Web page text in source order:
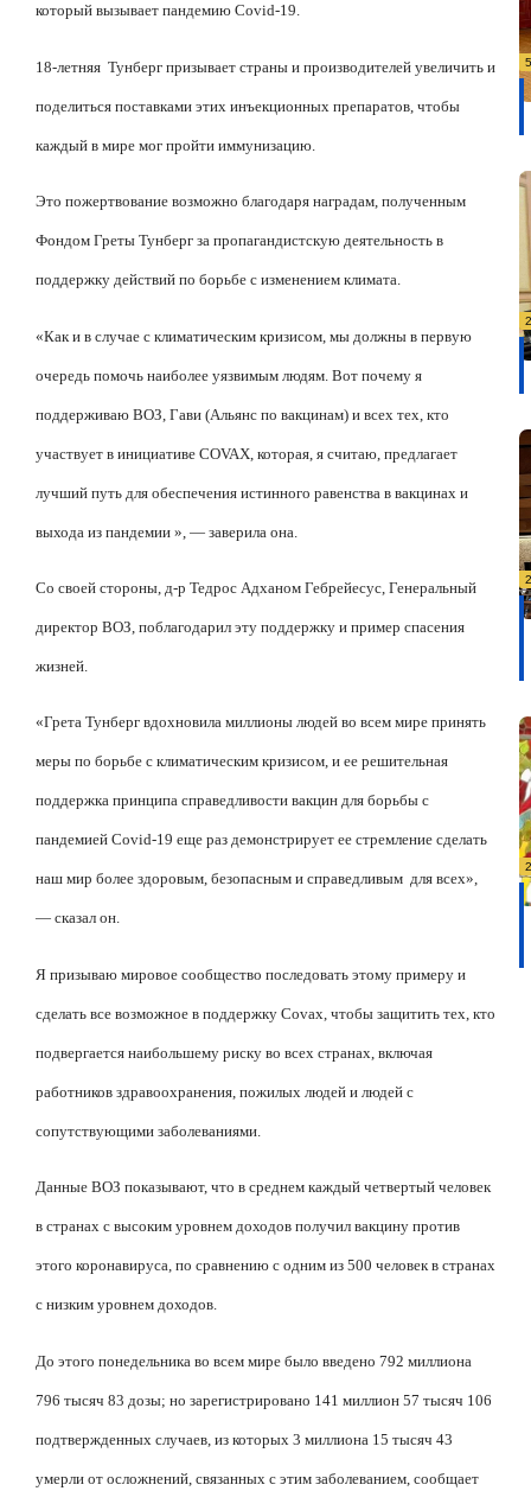
который вызывает пандемию Covid-19.
18-летняя Тунберг призывает страны и производителей увеличить и
поделиться поставками этих инъекционных препаратов, чтобы
каждый в мире мог пройти иммунизацию.
Это пожертвование возможно благодаря наградам, полученным
Фондом Греты Тунберг за пропагандистскую деятельность в
поддержку действий по борьбе с изменением климата.
«Как и в случае с климатическим кризисом, мы должны в первую
очередь помочь наиболее уязвимым людям. Вот почему я
поддерживаю ВОЗ, Гави (Альянс по вакцинам) и всех тех, кто
участвует в инициативе COVAX, которая, я считаю, предлагает
лучший путь для обеспечения истинного равенства в вакцинах и
выхода из пандемии », — заверила она.
Со своей стороны, д-р Тедрос Адханом Гебрейесус, Генеральный
директор ВОЗ, поблагодарил эту поддержку и пример спасения
жизней.
«Грета Тунберг вдохновила миллионы людей во всем мире принять
меры по борьбе с климатическим кризисом, и ее решительная
поддержка принципа справедливости вакцин для борьбы с
пандемией Covid-19 еще раз демонстрирует ее стремление сделать
наш мир более здоровым, безопасным и справедливым для всех»,
— сказал он.
Я призываю мировое сообщество последовать этому примеру и
сделать все возможное в поддержку Covax, чтобы защитить тех, кто
подвергается наибольшему риску во всех странах, включая
работников здравоохранения, пожилых людей и людей с
сопутствующими заболеваниями.
Данные ВОЗ показывают, что в среднем каждый четвертый человек
в странах с высоким уровнем доходов получил вакцину против
этого коронавируса, по сравнению с одним из 500 человек в странах
с низким уровнем доходов.
До этого понедельника во всем мире было введено 792 миллиона
796 тысяч 83 дозы; но зарегистрировано 141 миллион 57 тысяч 106
подтвержденных случаев, из которых 3 миллиона 15 тысяч 43
умерли от осложнений, связанных с этим заболеванием, сообщает